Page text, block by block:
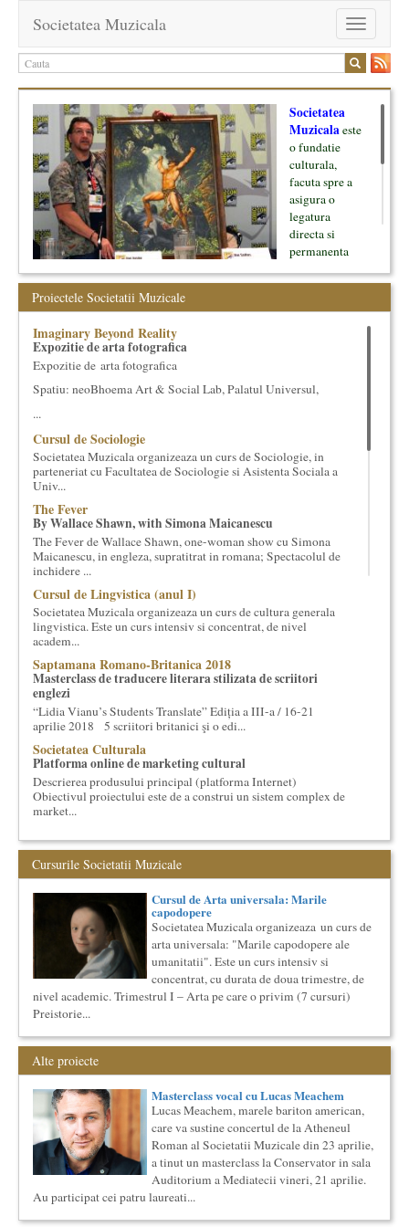
Toggle
navigation
Societatea Muzicala
Societatea
Muzicalaeste
o fundatie
culturala,
facuta spre a
asigura o
legatura
directa si
permanenta
oamenii ei, pe
inceput cu muzica clasica - si de aici numele -, insa acum
dezvoltam proiecte si in alte domenii ale culturii.
Facem management cultural, dezvoltam si administram proiecte
evenimente culturale, private sau publice, tinem cursuri de
cultura generala muzicala, teatrala, filosofica si de alte feluri.
Cuvinte in plus despre proiect, despre cei care il administreaza si
cei care il finantateaza sunt in rubricile de mai jos.
Proiectele Societatii Muzicale
Imaginary Beyond Reality
Expozitie de arta fotografica
Expozitie de arta fotografica
Spatiu: neoBhoema Art & Social Lab, Palatul Universul,
...
Cursul de Sociologie
Societatea Muzicala organizeaza un curs de Sociologie, in
parteneriat cu Facultatea de Sociologie si Asistenta Sociala a
Univ...
The Fever
By Wallace Shawn, with Simona Maicanescu
The Fever de Wallace Shawn, one-woman show cu Simona
Maicanescu, in engleza, supratitrat in romana; Spectacolul de
inchidere ...
Cursul de Lingvistica (anul I)
Societatea Muzicala organizeaza un curs de cultura generala
lingvistica. Este un curs intensiv si concentrat, de nivel
academ...
Saptamana Romano-Britanica 2018
Masterclass de traducere literara stilizata de scriitori
englezi
“Lidia Vianu’s Students Translate” Ediția a III-a / 16-21
aprilie 2018 5 scriitori britanici şi o edi...
Societatea Culturala
Platforma online de marketing cultural
Descrierea produsului principal (platforma Internet)
Obiectivul proiectului este de a construi un sistem complex de
market...
Cultura universala
Am primit multe intrebari legate de felul in care se desfasoara
aceste cursuri de Cultura Universala - multi si le imagineaza...
Cursul de Teatru universal
Societatea Muzicala organizeaza un curs de cultura generala
teatrala, de nivel academic, in parteneriat cu Universitatea
O bucatarie ca-n filme
Carte – Film – Mancare boiereasca Lansarea cartii O bucatarie
ca-n filme, Scenotopul bucatariei in Noul Cinema Romanes...
si marii realizatori (anul II)
Societatea Muzicala organizeaza un curs de cultura generala
cinematografica. Este un curs concentrat si intensiv, de nivel
ac...
Cursul de Muzica universala (anul I)
Societatea Muzicala organizeaza un curs de cultura generala
muzicala de nivel academic, in parteneriat cu Universitatea
Natio...
Ziua Internationala a Subtitrarii
Editia I
Ziua Internationala a Subtitrarii - Editia I Universitatea din
Cursurile Societatii Muzicale
Cursul de Arta universala: Marile
capodopere
Societatea Muzicala organizeaza un curs de
arta universala: "Marile capodopere ale
umanitatii". Este un curs intensiv si
concentrat, cu durata de doua trimestre, de
nivel academic. Trimestrul I – Arta pe care o privim (7 cursuri)
Preistorie...
Alte proiecte
Masterclass vocal cu Lucas Meachem
Lucas Meachem, marele bariton american,
care va sustine concertul de la Atheneul
Roman al Societatii Muzicale din 23 aprilie,
a tinut un masterclass la Conservator in sala
Auditorium a Mediatecii vineri, 21 aprilie.
Au participat cei patru laureati...